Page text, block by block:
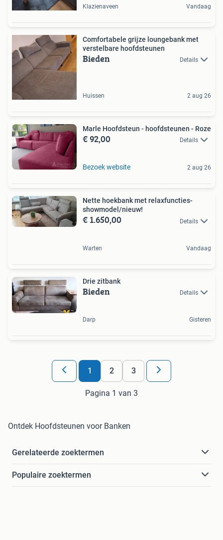
Klazienaveen Vandaag
Comfortabele grijze loungebank met
verstelbare hoofdsteunen
Bieden Details
Huissen 2 aug 26
Marle Hoofdsteun - hoofdsteunen - Roze
€ 92,00 Details
Bezoek website 2 aug 26
Nette hoekbank met relaxfuncties-
showmodel/nieuw!
€ 1.650,00 Details
Warten Vandaag
Drie zitbank
Bieden Details
Darp Gisteren
1 2 3
Pagina 1 van 3
Ontdek Hoofdsteunen voor Banken
Gerelateerde zoektermen
Populaire zoektermen